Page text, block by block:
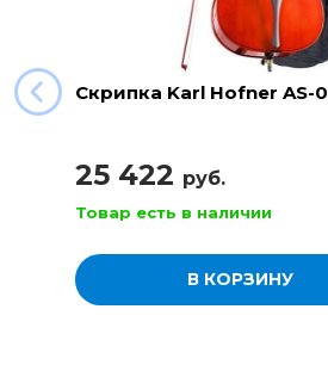
Скрипка Karl Hofner AS-
25 422 руб.
Товар есть в наличии
В КОРЗИНУ